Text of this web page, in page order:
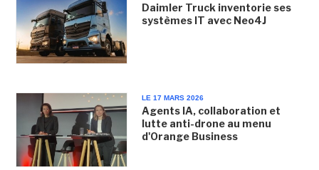
Daimler Truck inventorie ses
systèmes IT avec Neo4J
LE 17 MARS 2026
Agents IA, collaboration et
lutte anti-drone au menu
d'Orange Business